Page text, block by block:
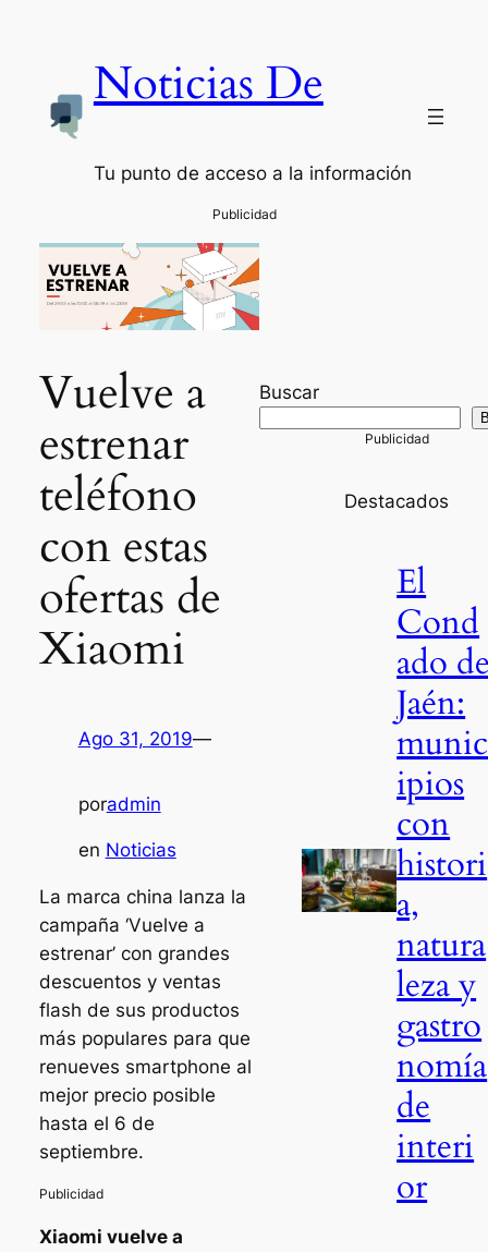
Noticias De
Tu punto de acceso a la información
Vuelve a
estrenar
teléfono
con estas
ofertas de
Xiaomi
Ago 31, 2019—
poradmin
en Noticias
La marca china lanza la
campaña ‘Vuelve a
estrenar’ con grandes
descuentos y ventas
flash de sus productos
más populares para que
renueves smartphone al
mejor precio posible
hasta el 6 de
septiembre.
Xiaomi vuelve a
Buscar
Destacados
El
Cond
ado
Jaén:
munic
ipios
con
histori
a,
natura
leza y
gastro
nomía
de
interi
or